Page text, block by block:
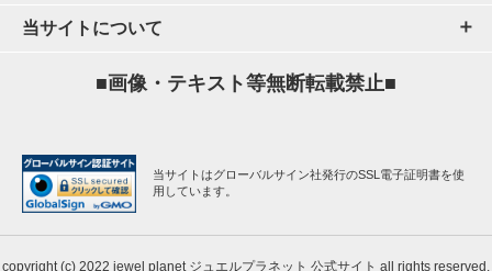
当サイトについて
■画像・テキスト等無断転載禁止■
当サイトはグローバルサイン社発行のSSL電子証明書を使
用しています。
copyright (c) 2022 jewel planet ジュエルプラネット 公式サイト all rights reserved.